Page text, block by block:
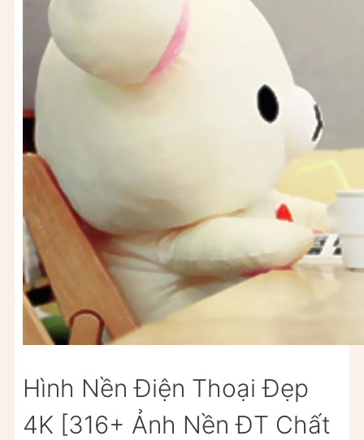
Hình Nền Điện Thoại Đẹp
4K [316+ Ảnh Nền ĐT Chất